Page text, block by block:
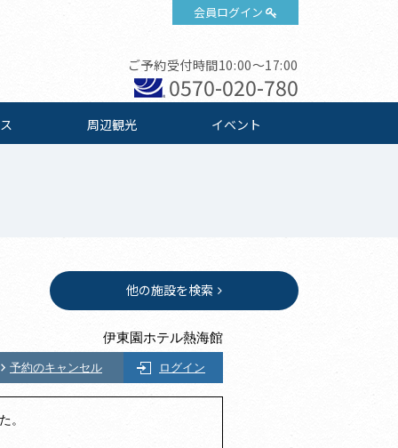
会員ログイン
ご予約受付時間10:00～17:00
0570-020-780
周辺観光 イベント
他の施設を検索
伊東園ホテル熱海館
予約のキャンセル ログイン
。